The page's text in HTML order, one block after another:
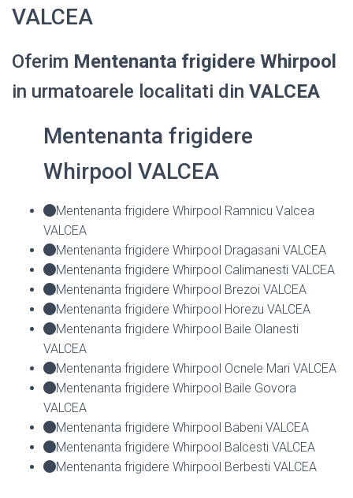
VALCEA
Oferim Mentenanta frigidere Whirpool
in urmatoarele localitati din VALCEA
Mentenanta frigidere
Whirpool VALCEA
Mentenanta frigidere Whirpool Ramnicu Valcea
VALCEA
Mentenanta frigidere Whirpool Dragasani VALCEA
Mentenanta frigidere Whirpool Calimanesti VALCEA
Mentenanta frigidere Whirpool Brezoi VALCEA
Mentenanta frigidere Whirpool Horezu VALCEA
Mentenanta frigidere Whirpool Baile Olanesti
VALCEA
Mentenanta frigidere Whirpool Ocnele Mari VALCEA
Mentenanta frigidere Whirpool Baile Govora
VALCEA
Mentenanta frigidere Whirpool Babeni VALCEA
Mentenanta frigidere Whirpool Balcesti VALCEA
Mentenanta frigidere Whirpool Berbesti VALCEA